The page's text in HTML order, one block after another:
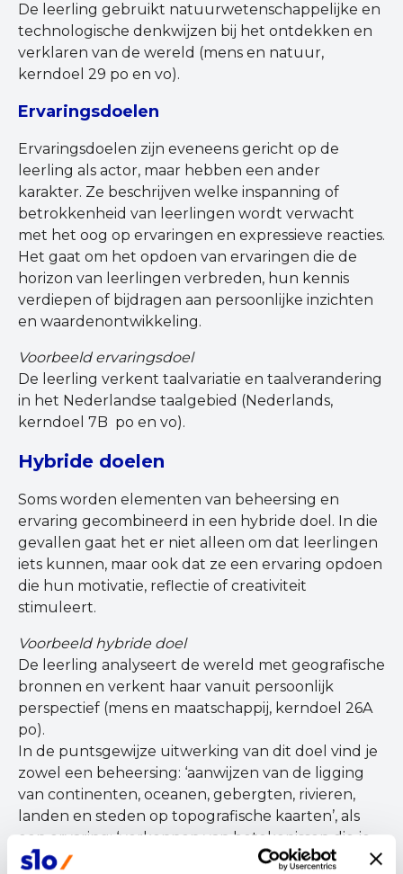
De leerling gebruikt natuurwetenschappelijke en
technologische denkwijzen bij het ontdekken en
verklaren van de wereld (mens en natuur,
kerndoel 29 po en vo).
Ervaringsdoelen
Ervaringsdoelen zijn eveneens gericht op de
leerling als actor, maar hebben een ander
karakter. Ze beschrijven welke inspanning of
betrokkenheid van leerlingen wordt verwacht
met het oog op ervaringen en expressieve reacties.
Het gaat om het opdoen van ervaringen die de
horizon van leerlingen verbreden, hun kennis
verdiepen of bijdragen aan persoonlijke inzichten
en waardenontwikkeling.
Voorbeeld ervaringsdoel
De leerling verkent taalvariatie en taalverandering
in het Nederlandse taalgebied (Nederlands,
kerndoel 7B po en vo).
Hybride doelen
Soms worden elementen van beheersing en
ervaring gecombineerd in een hybride doel. In die
gevallen gaat het er niet alleen om dat leerlingen
iets kunnen, maar ook dat ze een ervaring opdoen
die hun motivatie, reflectie of creativiteit
stimuleert.
Voorbeeld hybride doel
De leerling analyseert de wereld met geografische
bronnen en verkent haar vanuit persoonlijk
perspectief (mens en maatschappij, kerndoel 26A
po).
In de puntsgewijze uitwerking van dit doel vind je
zowel een beheersing: ‘aanwijzen van de ligging
van continenten, oceanen, gebergten, rivieren,
landen en steden op topografische kaarten’, als
een ervaring: ‘verkennen van betekenissen die je
aan plaatsen kunt geven’.